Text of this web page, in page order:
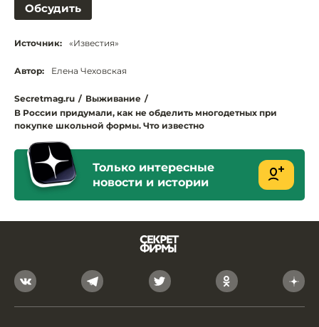
Обсудить
Источник: «Известия»
Автор: Елена Чеховская
Secretmag.ru / Выживание /
В России придумали, как не обделить многодетных при
покупке школьной формы. Что известно
Только интересные
новости и истории